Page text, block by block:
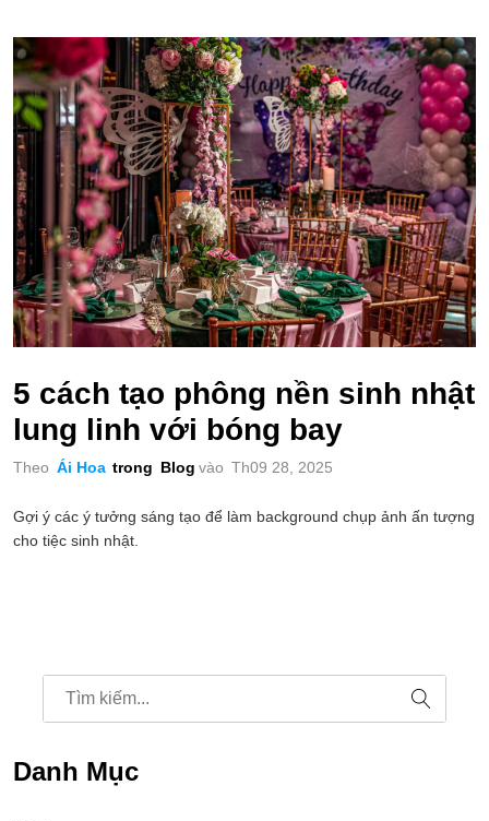
5 cách tạo phông nền sinh nhật
lung linh với bóng bay
Theo Ái Hoa trong Blog vào Th09 28, 2025
Gợi ý các ý tưởng sáng tạo để làm background chụp ảnh ấn tượng
cho tiệc sinh nhật.
Danh Mục